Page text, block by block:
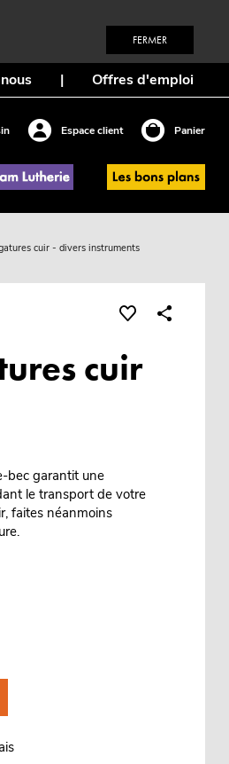
FERMER
| Offres d'emploi
Espace client Panier
cuir - divers instruments
cuir
bec garantit une
le transport de votre
faites néanmoins